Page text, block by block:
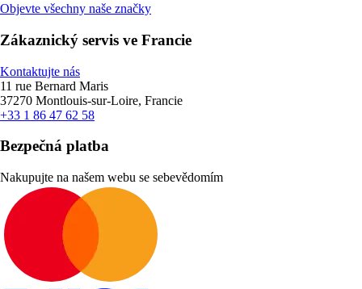
Objevte všechny naše značky
Zákaznický servis ve Francie
Kontaktujte nás
11 rue Bernard Maris
37270 Montlouis-sur-Loire, Francie
+33 1 86 47 62 58
Bezpečná platba
Nakupujte na našem webu se sebevědomím